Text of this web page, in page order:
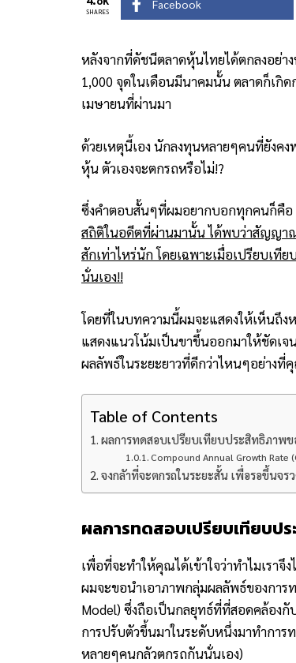
SHARES
Facebook
หลังจากที่ดัชนีตลาดหุ้นไทยได้ตกลงอย่า
1,000 จุดในเดือนมีนาคมนั้น ตลาดก็เกิด
เมษายนที่ผ่านมา
ด้วยเหตุนี้เอง นักลงทุนหลายๆคนที่ยังคง
หุ้น ตัวเองจะตกรถหรือไม่!?
ซึ่งคำตอบสั้นๆที่ผมอยากบอกทุกคนก็คือ
สถิติในอดีตที่ผ่านมานั้น ได้พบว่าสัญญา
สักเท่าไหร่นัก โดยเฉพาะเมื่อเปรียบเ
นั่นเอง!!
โดยที่ในบทความนี้ผมจะแสดงให้เห็นถึ
แสดงแนวโน้มเป็นขาขึ้นออกมาให้ชัดเ
ผลลัพธ์ในระยะยาวที่ดีกว่าไหนๆอย่างที่
Table of Contents
ผลการทดสอบเปรียบเทียบประสิทธิภาพ
Compound Annual Growth Rate
จงกลัาที่จะตกรถในระยะสั้น เพื่อรอขึ้นจ
ผลการทดสอบเปรียบเทียบป
เพื่อที่จะทำให้คุณได้เข้าใจว่าทำไมเราจึ
ผมจะขอนำเอาภาพกลุ่มผลลัพธ์ของการ
Model) ซึ่งถือเป็นกลยุทธ์ที่ที่สอดคล้อง
การปรับตัวขึ้นมาในระดับหนึ่งมาทำกา
หลายๆคนกลัวตกรถกันนั่นเอง)